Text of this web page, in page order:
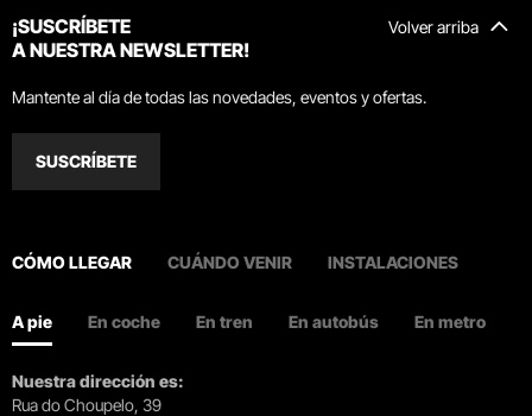
Volver arriba
¡SUSCRÍBETE
A NUESTRA NEWSLETTER!
Mantente al día de todas las novedades, eventos y ofertas.
SUSCRÍBETE
CÓMO LLEGAR CUÁNDO VENIR INSTALACIONES
A pie En coche En tren En autobús En metro
Nuestra dirección es:
Rua do Choupelo, 39